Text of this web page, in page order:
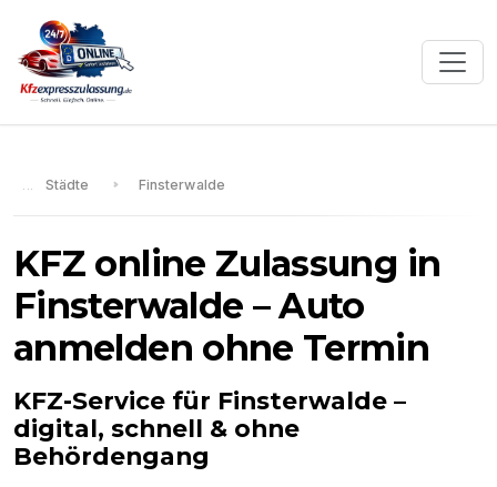
Städte Finsterwalde
KFZ online Zulassung in
Finsterwalde – Auto
anmelden ohne Termin
KFZ-Service für Finsterwalde –
digital, schnell & ohne
Behördengang